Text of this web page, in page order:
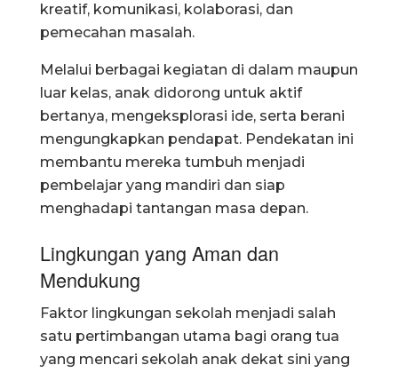
kreatif, komunikasi, kolaborasi, dan
pemecahan masalah.
Melalui berbagai kegiatan di dalam maupun
luar kelas, anak didorong untuk aktif
bertanya, mengeksplorasi ide, serta berani
mengungkapkan pendapat. Pendekatan ini
membantu mereka tumbuh menjadi
pembelajar yang mandiri dan siap
menghadapi tantangan masa depan.
Lingkungan yang Aman dan
Mendukung
Faktor lingkungan sekolah menjadi salah
satu pertimbangan utama bagi orang tua
yang mencari sekolah anak dekat sini yang